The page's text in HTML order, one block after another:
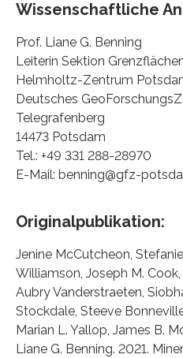
Wissenschaftliche
Prof. Liane G. Benning
Leiterin Sektion
Helmholtz-Zentrum
Deutsches
Telegrafenberg
14473 Potsdam
Tel.: +49 331 288-28970
E-Mail: benning@gfz-
Originalpublikation:
Jenine McCutcheon,
Williamson, Joseph M.
Aubry Vanderstraeten,
Stockdale, Steeve
Marian L. Yallop, James B.
Liane G. Benning. 2021.